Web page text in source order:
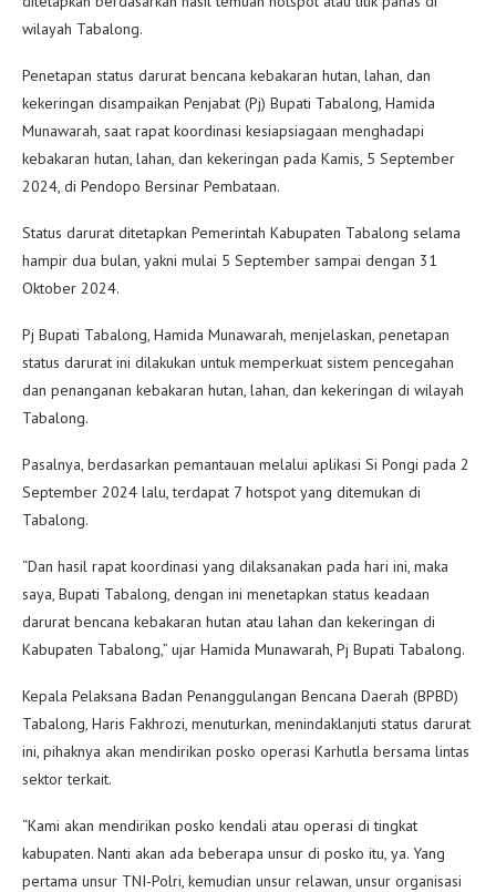
wilayah Tabalong.
Penetapan status darurat bencana kebakaran hutan, lahan, dan
kekeringan disampaikan Penjabat (Pj) Bupati Tabalong, Hamida
Munawarah, saat rapat koordinasi kesiapsiagaan menghadapi
kebakaran hutan, lahan, dan kekeringan pada Kamis, 5 September
2024, di Pendopo Bersinar Pembataan.
Status darurat ditetapkan Pemerintah Kabupaten Tabalong selama
hampir dua bulan, yakni mulai 5 September sampai dengan 31
Oktober 2024.
Pj Bupati Tabalong, Hamida Munawarah, menjelaskan, penetapan
status darurat ini dilakukan untuk memperkuat sistem pencegahan
dan penanganan kebakaran hutan, lahan, dan kekeringan di wilayah
Tabalong.
Pasalnya, berdasarkan pemantauan melalui aplikasi Si Pongi pada 2
September 2024 lalu, terdapat 7 hotspot yang ditemukan di
Tabalong.
“Dan hasil rapat koordinasi yang dilaksanakan pada hari ini, maka
saya, Bupati Tabalong, dengan ini menetapkan status keadaan
darurat bencana kebakaran hutan atau lahan dan kekeringan di
Kabupaten Tabalong,” ujar Hamida Munawarah, Pj Bupati Tabalong.
Kepala Pelaksana Badan Penanggulangan Bencana Daerah (BPBD)
Tabalong, Haris Fakhrozi, menuturkan, menindaklanjuti status darurat
ini, pihaknya akan mendirikan posko operasi Karhutla bersama lintas
sektor terkait.
“Kami akan mendirikan posko kendali atau operasi di tingkat
kabupaten. Nanti akan ada beberapa unsur di posko itu, ya. Yang
pertama unsur TNI-Polri, kemudian unsur relawan, unsur organisasi